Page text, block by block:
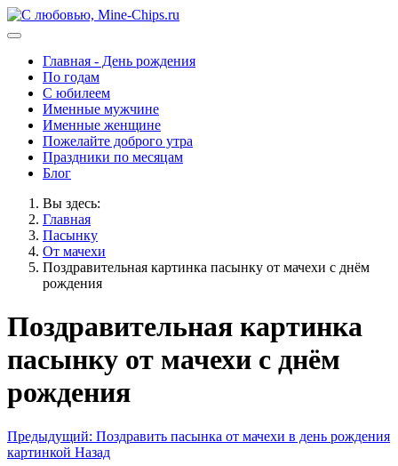
Главная - День рождения
По годам
С юбилеем
Именные мужчине
Именные женщине
Пожелайте доброго утра
Праздники по месяцам
Блог
Вы здесь:
Главная
Пасынку
От мачехи
Поздравительная картинка пасынку от мачехи с днём
рождения
Поздравительная картинка
пасынку от мачехи с днём
рождения
Предыдущий: Поздравить пасынка от мачехи в день рождения
картинкой Назад